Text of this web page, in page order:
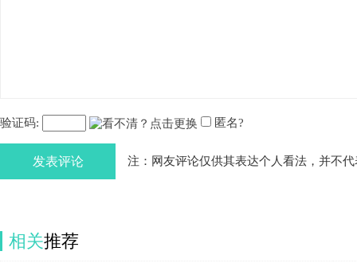
验证码: 匿名?
发表评论 注：网友评论仅供其表达个人看法，并不
相关推荐